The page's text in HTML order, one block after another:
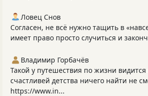
Ловец Снов
Согласен, не всё нужно тащить в
имеет право просто случиться и
Владимир Горбачёв
Такой у путешествия по жизни
счастливей детства ничего найти не
https://www.in...